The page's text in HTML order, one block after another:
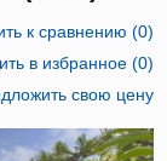
к сравнению (0)
в избранное(0)
свою цену